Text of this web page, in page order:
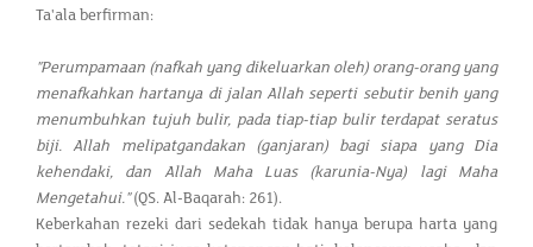
Ta'ala berfirman:
"Perumpamaan (nafkah yang dikeluarkan oleh) orang-orang yang
menafkahkan hartanya di jalan Allah seperti sebutir benih yang
menumbuhkan tujuh bulir, pada tiap-tiap bulir terdapat seratus
biji. Allah melipatgandakan (ganjaran) bagi siapa yang Dia
kehendaki, dan Allah Maha Luas (karunia-Nya) lagi Maha
Mengetahui."(QS. Al-Baqarah: 261).
Keberkahan rezeki dari sedekah tidak hanya berupa harta yang